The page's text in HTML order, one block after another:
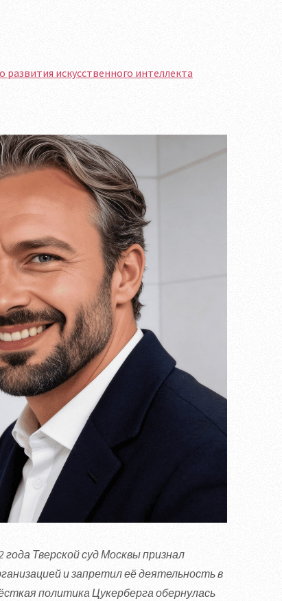
искусственного интеллекта
Тверской суд Москвы признал
и запретил её деятельность в
политика Цукерберга обернулась